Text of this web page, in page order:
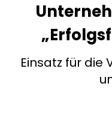
Einsatz für die